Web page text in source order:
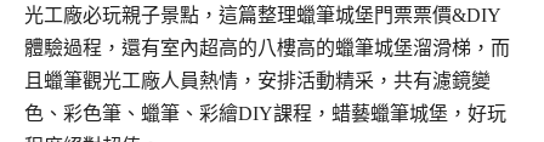
光工廠必玩親子景點，這篇整理蠟筆城堡門票票價&DIY
體驗過程，還有室內超高的八樓高的蠟筆城堡溜滑梯，而
且蠟筆觀光工廠人員熱情，安排活動精采，共有濾鏡變
色、彩色筆、蠟筆、彩繪DIY課程，蜡藝蠟筆城堡，好玩